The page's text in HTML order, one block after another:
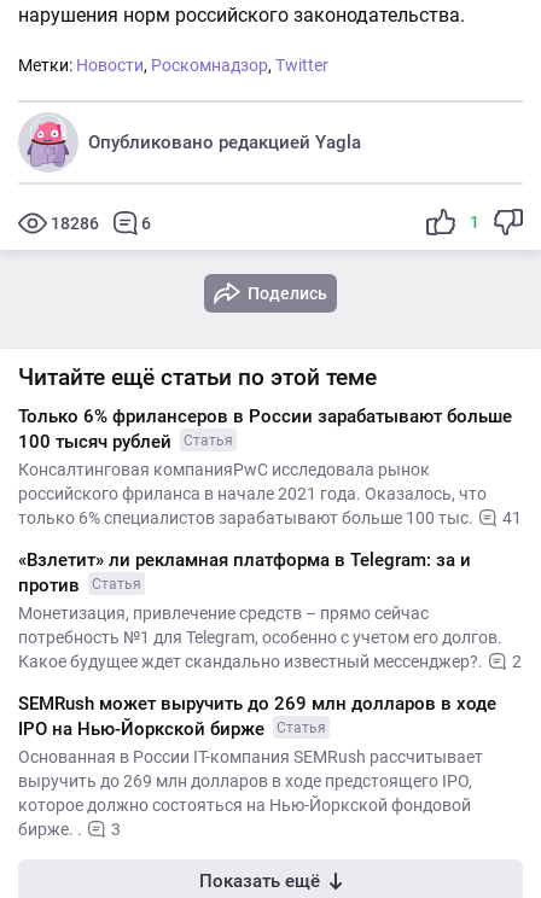
нарушения норм российского законодательства.
Метки: Новости, Роскомнадзор, Twitter
Опубликовано редакцией Yagla
18286 6 1
Поделись
Читайте ещё статьи по этой теме
Только 6% фрилансеров в России зарабатывают больше
100 тысяч рублей
Статья
Консалтинговая компанияPwC исследовала рынок
российского фриланса в начале 2021 года. Оказалось, что
только 6% специалистов зарабатывают больше 100 тыс.
41
«Взлетит» ли рекламная платформа в Telegram: за и
против
Статья
Монетизация, привлечение средств – прямо сейчас
потребность №1 для Telegram, особенно с учетом его долгов.
Какое будущее ждет скандально известный мессенджер?.
2
SEMRush может выручить до 269 млн долларов в ходе
IPO на Нью-Йоркской бирже
Статья
Основанная в России IT-компания SEMRush рассчитывает
выручить до 269 млн долларов в ходе предстоящего IPO,
которое должно состояться на Нью-Йоркской фондовой
бирже. .
3
Показать ещё